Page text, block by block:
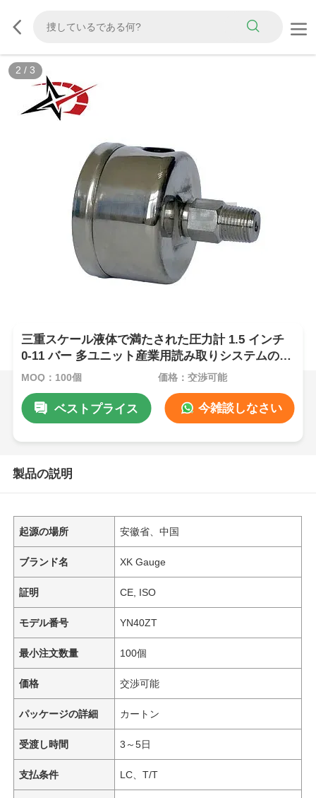
2 / 3
三重スケール液体で満たされた圧力計 1.5 インチ
0-11 バー 多ユニット産業用読み取りシステムのた
めの軸型コンパクト
MOQ：100個 価格：交渉可能
ベストプライス 今雑談しなさい
製品の説明
起源の場所 安徽省、中国
ブランド名 XK Gauge
証明 CE, ISO
モデル番号 YN40ZT
最小注文数量 100個
価格 交渉可能
パッケージの詳細 カートン
受渡し時間 3～5日
支払条件 LC、T/T